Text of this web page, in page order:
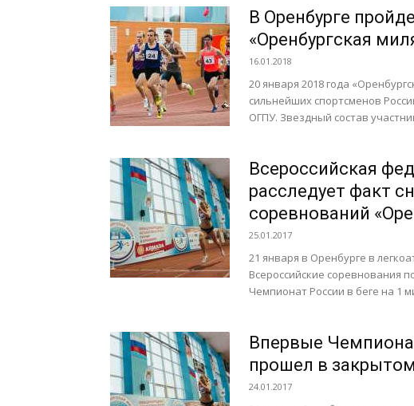
В Оренбурге
«Оренбургская
16.01.2018
20 января 2018 года
сильнейших спортсменов
ОГПУ. Звездный состав
Всероссийская
расследует факт
соревнований
25.01.2017
21 января в Оренбурге в
Всероссийские соревнования
Чемпионат России в беге на 1
Впервые
прошел в
24.01.2017